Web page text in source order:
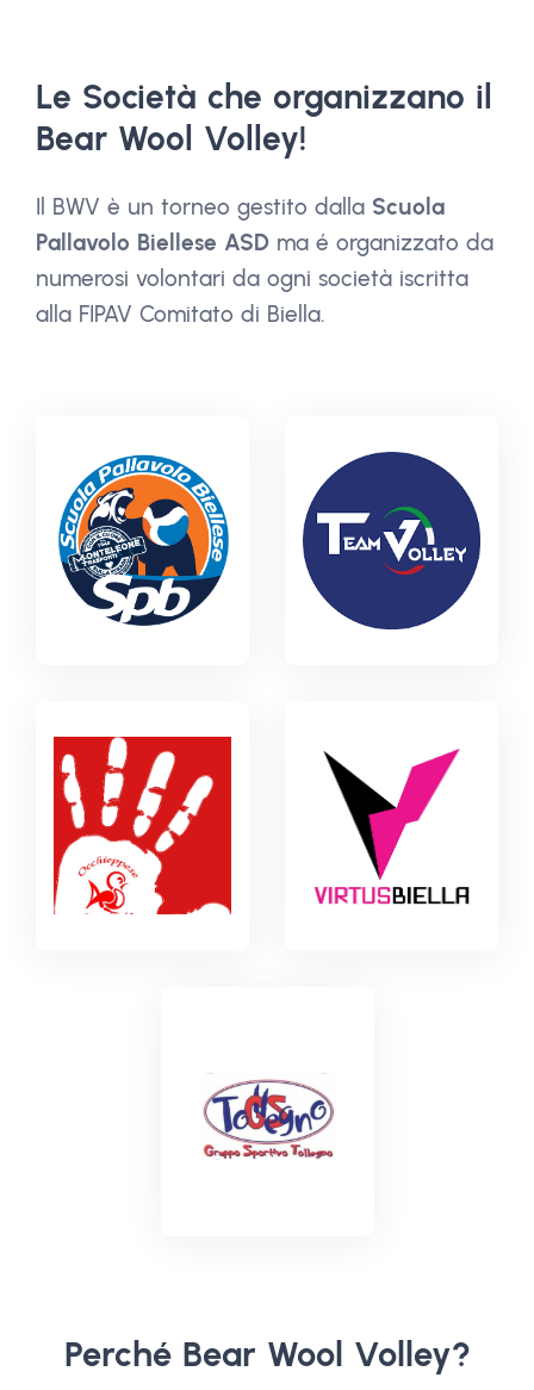
Le Società che organizzano il
Bear Wool Volley!
Il BWV è un torneo gestito dalla Scuola
Pallavolo Biellese ASD ma é organizzato da
numerosi volontari da ogni società iscritta
alla FIPAV Comitato di Biella.
Perché Bear Wool Volley?